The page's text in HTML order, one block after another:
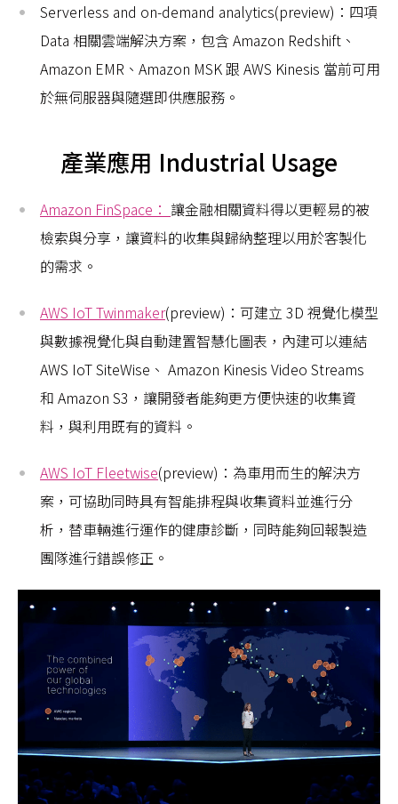
Serverless and on-demand analytics(preview)：四項
Data 相關雲端解決方案，包含 Amazon Redshift、
Amazon EMR、Amazon MSK 跟 AWS Kinesis 當前可用
於無伺服器與隨選即供應服務。
產業應用 Industrial Usage
Amazon FinSpace： 讓金融相關資料得以更輕易的被
檢索與分享，讓資料的收集與歸納整理以用於客製化
的需求。
AWS IoT Twinmaker(preview)：可建立 3D 視覺化模型
與數據視覺化與自動建置智慧化圖表，內建可以連結
AWS IoT SiteWise、 Amazon Kinesis Video Streams
和 Amazon S3，讓開發者能夠更方便快速的收集資
料，與利用既有的資料。
AWS IoT Fleetwise(preview)：為車用而生的解決方
案，可協助同時具有智能排程與收集資料並進行分
析，替車輛進行運作的健康診斷，同時能夠回報製造
團隊進行錯誤修正。